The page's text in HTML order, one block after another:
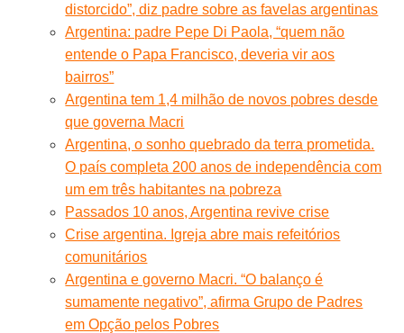
distorcido”, diz padre sobre as favelas argentinas
Argentina: padre Pepe Di Paola, “quem não
entende o Papa Francisco, deveria vir aos
bairros”
Argentina tem 1,4 milhão de novos pobres desde
que governa Macri
Argentina, o sonho quebrado da terra prometida.
O país completa 200 anos de independência com
um em três habitantes na pobreza
Passados 10 anos, Argentina revive crise
Crise argentina. Igreja abre mais refeitórios
comunitários
Argentina e governo Macri. “O balanço é
sumamente negativo”, afirma Grupo de Padres
em Opção pelos Pobres